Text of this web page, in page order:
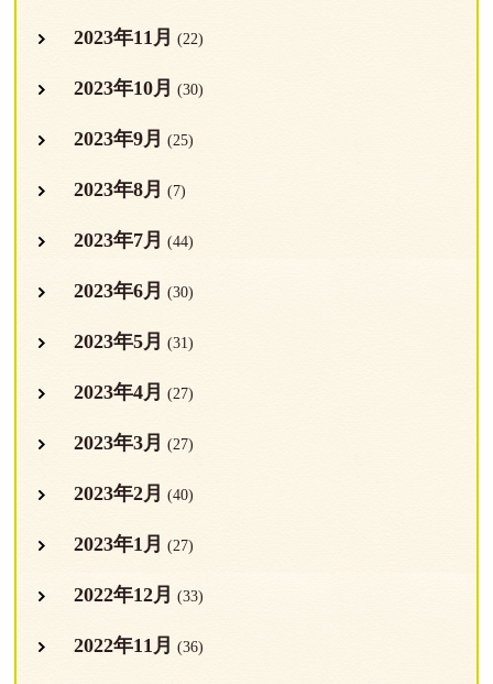
2023年11月 (22)
2023年10月 (30)
2023年9月 (25)
2023年8月 (7)
2023年7月 (44)
2023年6月 (30)
2023年5月 (31)
2023年4月 (27)
2023年3月 (27)
2023年2月 (40)
2023年1月 (27)
2022年12月 (33)
2022年11月 (36)